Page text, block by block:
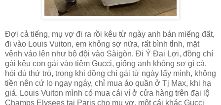
Đợi cả tiếng, mụ vợ đi ra rồi kêu từ ngày anh bán miếng đất,
đi vào Louis Vuiton, em không sợ nữa, rất bình tỉnh, mặt
vênh váo lên như bộ đội vào Sàigòn. Đi Ý Đại Lợi, đồng chí
gái kêu con gái vào tiệm Gucci, giống anh không sợ gì cả,
hỏi đủ thứ trò, trong khi đồng chí gái từ ngày lấy mình, không
tiền nên cứ lo ngay ngáy, chỉ mua áo quần ở Tj Max, khi hạ
giá. Louis Vuiton mình có mua cái ví ở cửa hàng trên đại lộ
Champs Elysees tại Paris cho mụ vợ, một cái khác Gucci